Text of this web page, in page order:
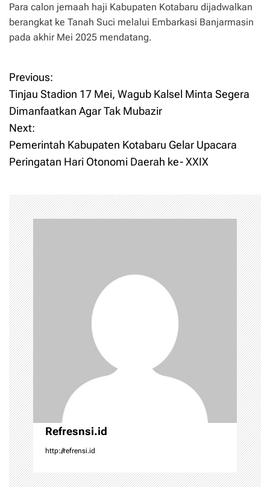
Para calon jemaah haji Kabupaten Kotabaru dijadwalkan
berangkat ke Tanah Suci melalui Embarkasi Banjarmasin
pada akhir Mei 2025 mendatang.
P
o
s
t
a
v
i
g
a
t
i
o
n
Previous:
Tinjau Stadion 17 Mei, Wagub Kalsel Minta Segera
Dimanfaatkan Agar Tak Mubazir
Next:
Pemerintah Kabupaten Kotabaru Gelar Upacara
Peringatan Hari Otonomi Daerah ke- XXIX
Refresnsi.id
http://refrensi.id